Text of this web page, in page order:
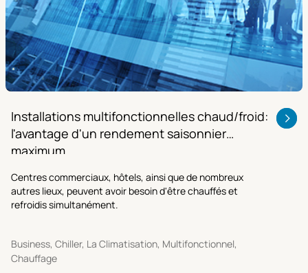
Installations multifonctionnelles chaud/froid:
l'avantage d'un rendement saisonnier
maximum
Centres commerciaux, hôtels, ainsi que de nombreux
autres lieux, peuvent avoir besoin d'être chauffés et
refroidis simultanément.
Business, Chiller, La Climatisation, Multifonctionnel,
Chauffage